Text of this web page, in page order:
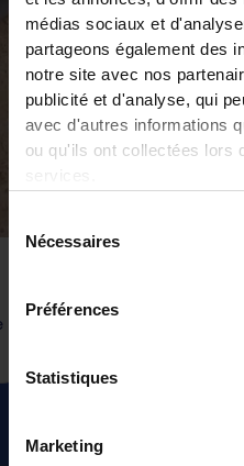
médias sociaux et
partageons également des
notre site avec nos
publicité et d'analyse, qui
avec d'autres informations
ou qu'ils ont collectées lors
services.
Nécessaires
Préférences
Statistiques
Marketing
Notre riz Pure